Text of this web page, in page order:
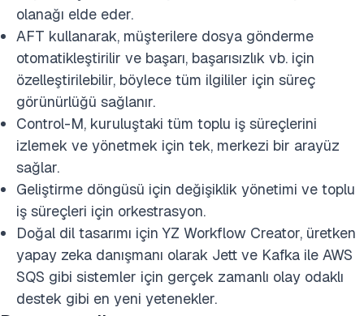
olanağı elde eder.
AFT kullanarak, müşterilere dosya gönderme
otomatikleştirilir ve başarı, başarısızlık vb. için
özelleştirilebilir, böylece tüm ilgililer için süreç
görünürlüğü sağlanır.
Control-M, kuruluştaki tüm toplu iş süreçlerini
izlemek ve yönetmek için tek, merkezi bir arayüz
sağlar.
Geliştirme döngüsü için değişiklik yönetimi ve toplu
iş süreçleri için orkestrasyon.
Doğal dil tasarımı için YZ Workflow Creator, üretken
yapay zeka danışmanı olarak Jett ve Kafka ile AWS
SQS gibi sistemler için gerçek zamanlı olay odaklı
destek gibi en yeni yetenekler.